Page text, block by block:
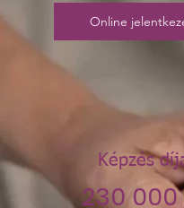
Online
Képzés
230 000